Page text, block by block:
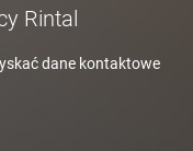
Rintal
dane kontaktowe